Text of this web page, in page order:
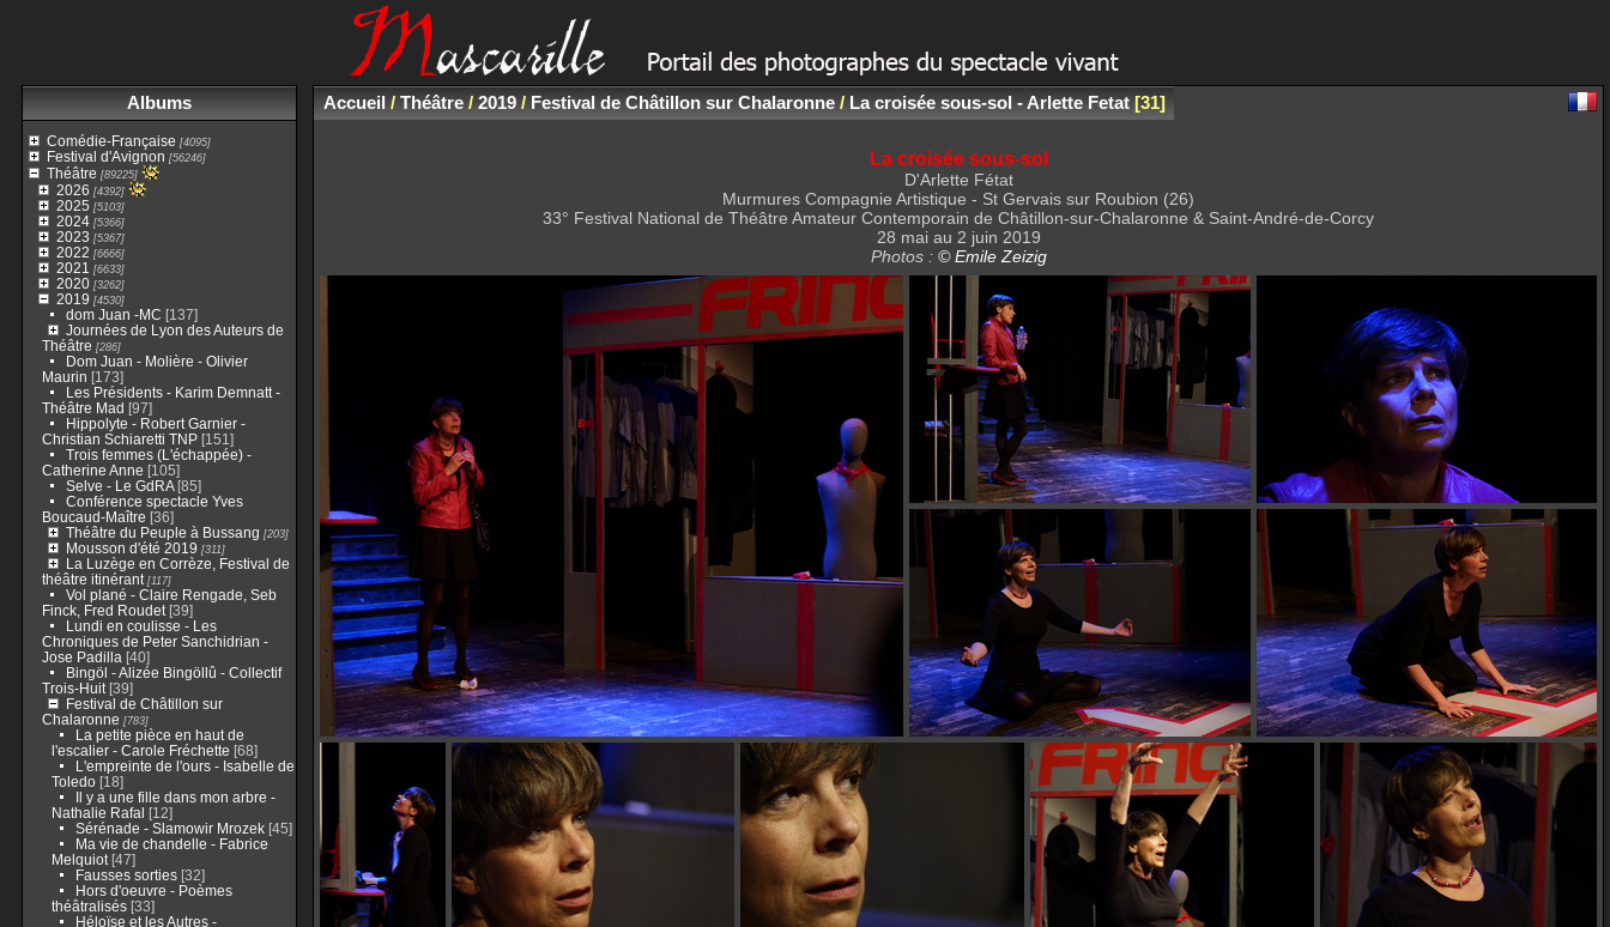
Albums
Comédie-Française [4095]
Festival d'Avignon [56246]
Théâtre [89225]
2026 [4392]
2025 [5103]
2024[5366]
2023 [5367]
2022 [6666]
2021 [6633]
2020[3262]
2019 [4530]
dom Juan -MC [137]
Journées de Lyon des Auteurs de
Théâtre [286]
Dom Juan - Molière - Olivier
Maurin [173]
Les Présidents - Karim Demnatt -
Théâtre Mad [97]
Hippolyte - Robert Garnier -
Christian Schiaretti TNP[151]
Trois femmes (L'échappée) -
Catherine Anne [105]
Selve - Le GdRA[85]
Conférence spectacle Yves
Boucaud-Maître [36]
Théâtre du Peuple à Bussang [203]
Mousson d'été 2019 [311]
La Luzège en Corrèze, Festival de
théâtre itinérant[117]
Vol plané - Claire Rengade, Seb
Finck, Fred Roudet[39]
Lundi en coulisse - Les
Chroniques de Peter Sanchidrian -
Jose Padilla [40]
Bingöl - Alizée Bingöllû - Collectif
Trois-Huit[39]
Festival de Châtillon sur
Chalaronne [783]
La petite pièce en haut de
l'escalier - Carole Fréchette [68]
L'empreinte de l'ours - Isabelle de
Toledo[18]
Il y a une fille dans mon arbre -
Nathalie Rafal [12]
Sérénade - Slamowir Mrozek[45]
Ma vie de chandelle - Fabrice
Melquiot[47]
Fausses sorties[32]
Hors d'oeuvre - Poèmes
théâtralisés[33]
Héloïse et les Autres -
Accueil/ Théâtre/ 2019/ Festival de Châtillon sur Chalaronne/ La croisée sous-sol - Arlette Fetat 31
La croisée sous-sol
D'Arlette Fétat
Murmures Compagnie Artistique - St Gervais sur Roubion (26)
33° Festival National de Théâtre Amateur Contemporain de Châtillon-sur-Chalaronne & Saint-André-de-Corcy
28 mai au 2 juin 2019
Photos : © Emile Zeizig